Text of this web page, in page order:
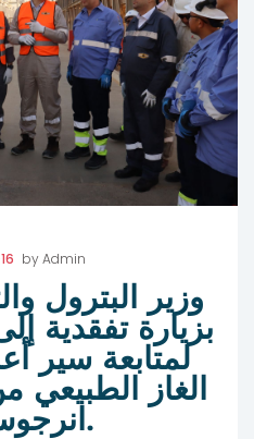
byAdmin
وزير البترول
بزيارة تفقدية
لمتابعة سير
الغاز الطبيعي
انرجوس بور.